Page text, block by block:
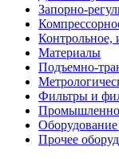
Запорно-
Контрольное,
Материалы
Подъемно-
Фильтры и
Оборудование
Прочее